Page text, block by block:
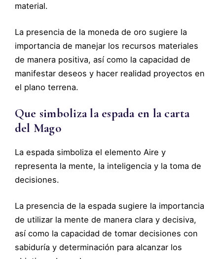
material.
La presencia de la moneda de oro sugiere la
importancia de manejar los recursos materiales
de manera positiva, así como la capacidad de
manifestar deseos y hacer realidad proyectos en
el plano terrena.
Que simboliza la espada en la carta
del Mago
La espada simboliza el elemento Aire y
representa la mente, la inteligencia y la toma de
decisiones.
La presencia de la espada sugiere la importancia
de utilizar la mente de manera clara y decisiva,
así como la capacidad de tomar decisiones con
sabiduría y determinación para alcanzar los